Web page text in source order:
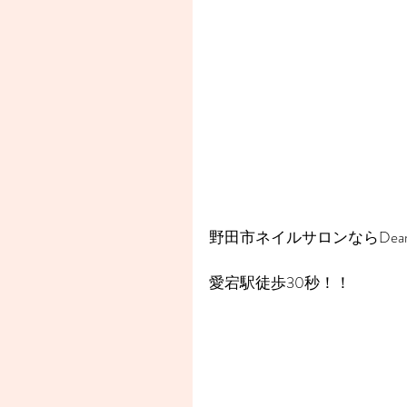
野田市ネイルサロンなら
愛宕駅徒歩30秒！！